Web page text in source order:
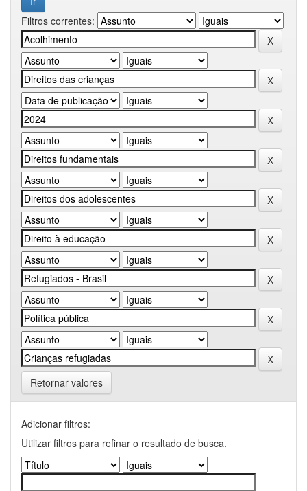
Filtros correntes:
Retornar valores
Adicionar filtros:
Utilizar filtros para refinar o resultado de busca.